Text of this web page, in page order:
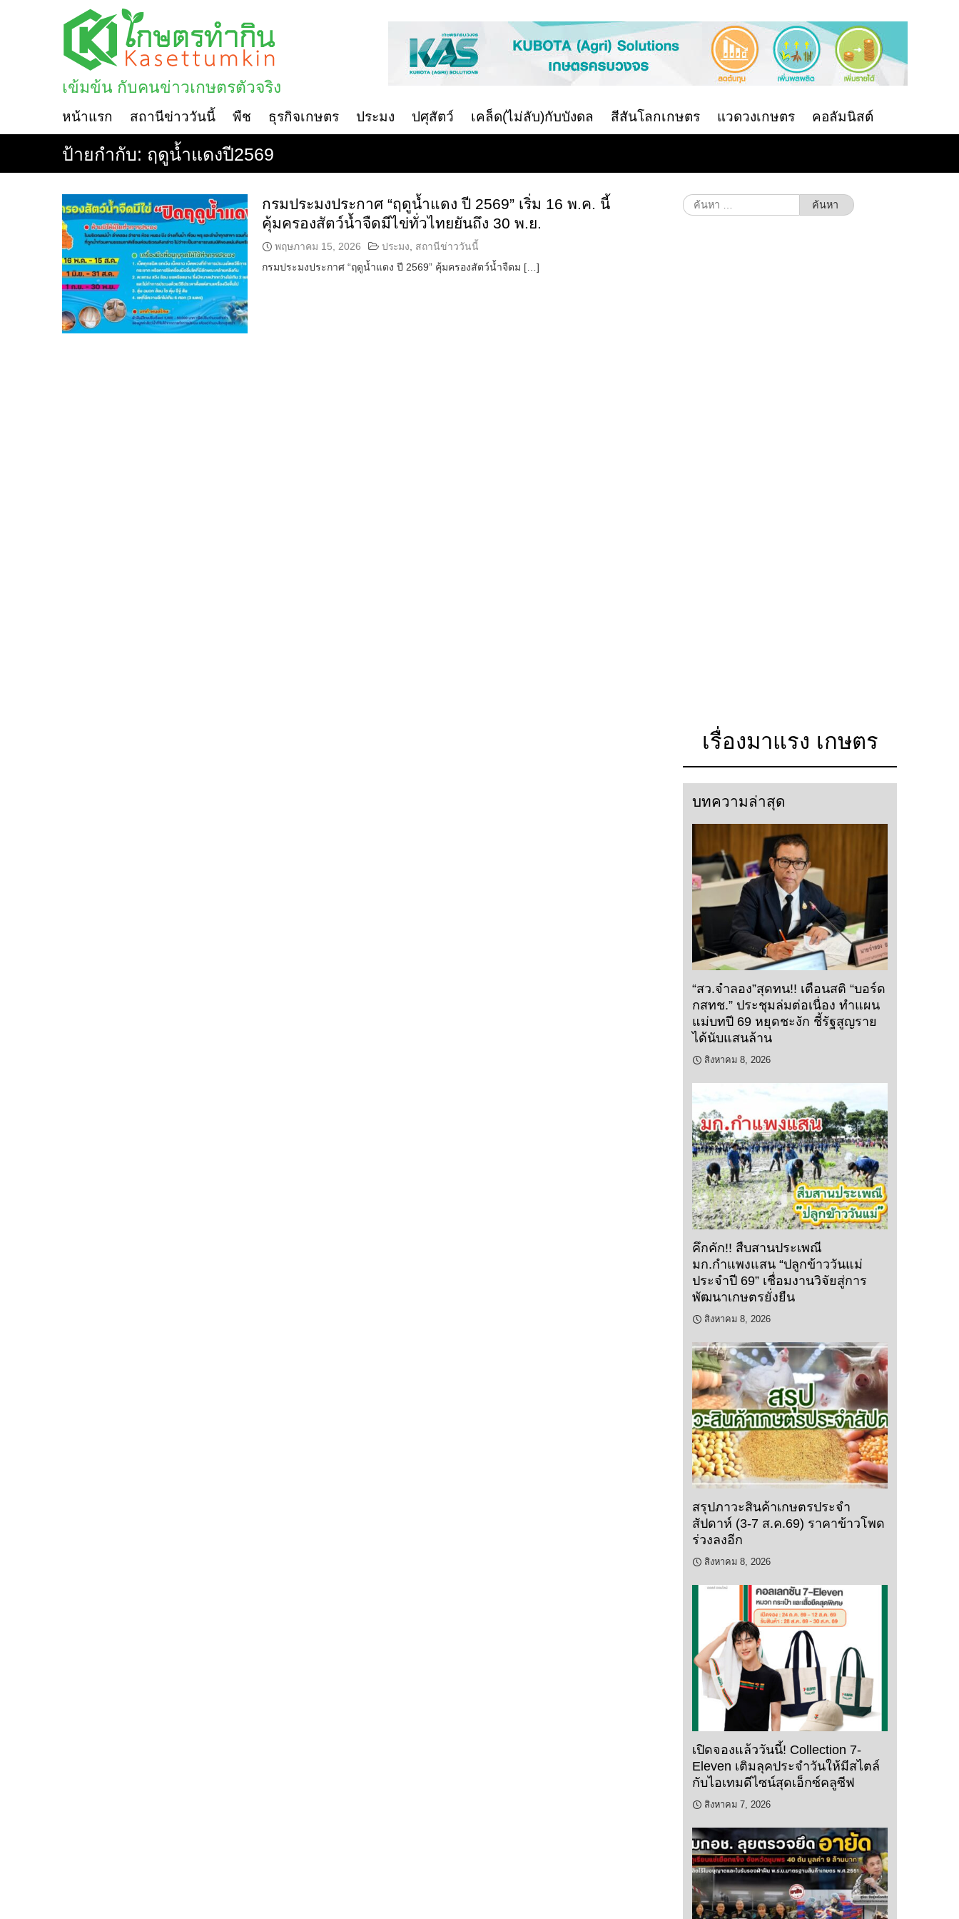
เข้มข้น กับคนข่าวเกษตรตัวจริง
หน้าแรก สถานีข่าววันนี้ พืช ธุรกิจเกษตร ประมง ปศุสัตว์ เคล็ด(ไม่ลับ)กับบังดล สีสันโลกเกษตร แวดวงเกษตร คอลัมนิสต์
ป้ายกำกับ: ฤดูน้ำแดงปี2569
กรมประมงประกาศ “ฤดูน้ำแดง ปี 2569” เริ่ม 16 พ.ค. นี้
คุ้มครองสัตว์น้ำจืดมีไข่ทั่วไทยยันถึง 30 พ.ย.
พฤษภาคม 15, 2026 ประมง
สถานีข่าววันนี้
กรมประมงประกาศ “ฤดูน้ำแดง ปี 2569” คุ้มครองสัตว์น้ำจืดม […]
ค้นหา
สำหรับ:
เรื่องมาแรง เกษตร
บทความล่าสุด
“สว.จำลอง”สุดทน!! เตือนสติ “บอร์ด
กสทช.” ประชุมล่มต่อเนื่อง ทำแผน
แม่บทปี 69 หยุดชะงัก ชี้รัฐสูญราย
ได้นับแสนล้าน
สิงหาคม 8, 2026
คึกคัก!! สืบสานประเพณี
มก.กำแพงแสน “ปลูกข้าววันแม่
ประจำปี 69” เชื่อมงานวิจัยสู่การ
พัฒนาเกษตรยั่งยืน
สิงหาคม 8, 2026
สรุปภาวะสินค้าเกษตรประจำ
สัปดาห์ (3-7 ส.ค.69) ราคาข้าวโพด
ร่วงลงอีก
สิงหาคม 8, 2026
เปิดจองแล้ววันนี้! Collection 7-
Eleven เติมลุคประจำวันให้มีสไตล์
กับไอเทมดีไซน์สุดเอ็กซ์คลูซีฟ
สิงหาคม 7, 2026